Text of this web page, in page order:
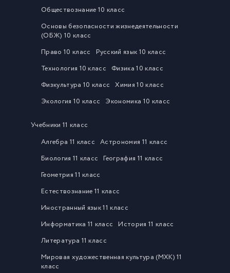
Обществознание 10 класс
Основы безопасности жизнедеятельности
(ОБЖ) 10 класс
Право 10 класс
Русский язык 10 класс
Технология 10 класс
Физика 10 класс
Физкультура 10 класс
Химия 10 класс
Экология 10 класс
Экономика 10 класс
Учебники 11 класс
Алгебра 11 класс
Астрономия 11 класс
Биология 11 класс
География 11 класс
Геометрия 11 класс
Естествознание 11 класс
Иностранный язык 11 класс
Информатика 11 класс
История 11 класс
Литература 11 класс
Мировая художественная культура (МХК) 11
класс